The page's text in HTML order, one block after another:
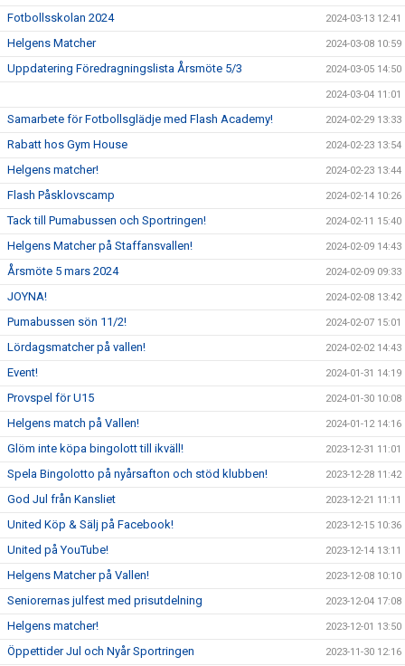
Fotbollsskolan 2024 2024-03-13 12:41
Helgens Matcher 2024-03-08 10:59
Uppdatering Föredragningslista Årsmöte 5/3 2024-03-05 14:50
2024-03-04 11:01
Samarbete för Fotbollsglädje med Flash Academy! 2024-02-29 13:33
Rabatt hos Gym House 2024-02-23 13:54
Helgens matcher! 2024-02-23 13:44
Flash Påsklovscamp 2024-02-14 10:26
Tack till Pumabussen och Sportringen! 2024-02-11 15:40
Helgens Matcher på Staffansvallen! 2024-02-09 14:43
Årsmöte 5 mars 2024 2024-02-09 09:33
JOYNA! 2024-02-08 13:42
Pumabussen sön 11/2! 2024-02-07 15:01
Lördagsmatcher på vallen! 2024-02-02 14:43
Event! 2024-01-31 14:19
Provspel för U15 2024-01-30 10:08
Helgens match på Vallen! 2024-01-12 14:16
Glöm inte köpa bingolott till ikväll! 2023-12-31 11:01
Spela Bingolotto på nyårsafton och stöd klubben! 2023-12-28 11:42
God Jul från Kansliet 2023-12-21 11:11
United Köp & Sälj på Facebook! 2023-12-15 10:36
United på YouTube! 2023-12-14 13:11
Helgens Matcher på Vallen! 2023-12-08 10:10
Seniorernas julfest med prisutdelning 2023-12-04 17:08
Helgens matcher! 2023-12-01 13:50
Öppettider Jul och Nyår Sportringen 2023-11-30 12:16